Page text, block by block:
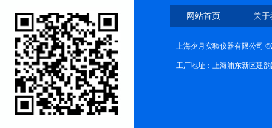
网站首页 关
上海夕月实验仪器有限公司
工厂地址：上海浦东新区建韵